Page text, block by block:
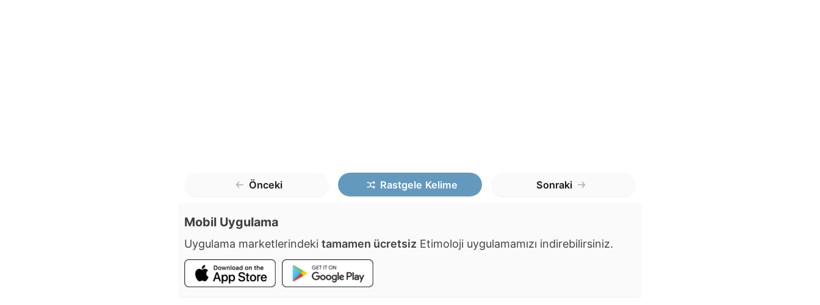
Önceki Rastgele Kelime Sonraki
Mobil Uygulama
Uygulama marketlerindeki tamamen ücretsiz Etimoloji uygulamamızı indirebilirsiniz.